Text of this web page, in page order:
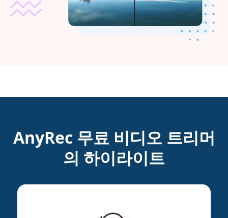
AnyRec 무료 비디오 트리머
의 하이라이트